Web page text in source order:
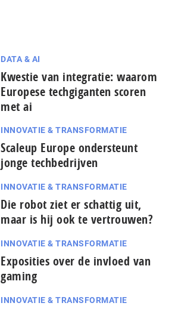
DATA & AI
Kwestie van integratie: waarom
Europese techgiganten scoren
met ai
INNOVATIE & TRANSFORMATIE
Scaleup Europe ondersteunt
jonge techbedrijven
INNOVATIE & TRANSFORMATIE
Die robot ziet er schattig uit,
maar is hij ook te vertrouwen?
INNOVATIE & TRANSFORMATIE
Exposities over de invloed van
gaming
INNOVATIE & TRANSFORMATIE